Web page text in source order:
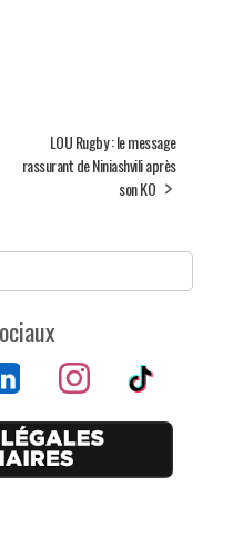
LOU Rugby : le message
rassurant de Niniashvili après
son KO